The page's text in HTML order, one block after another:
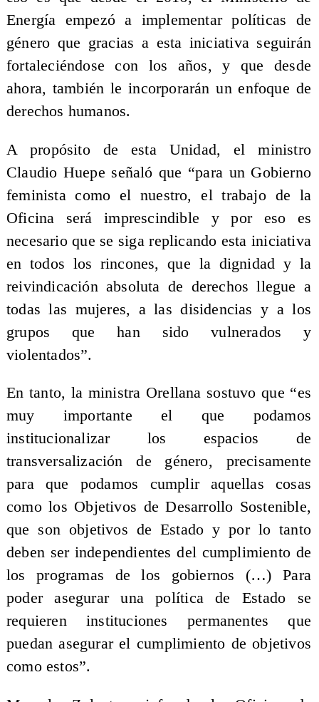
Energía empezó a implementar políticas de
género que gracias a esta iniciativa seguirán
fortaleciéndose con los años, y que desde
ahora, también le incorporarán un enfoque de
derechos humanos.
A propósito de esta Unidad, el ministro
Claudio Huepe señaló que “para un Gobierno
feminista como el nuestro, el trabajo de la
Oficina será imprescindible y por eso es
necesario que se siga replicando esta iniciativa
en todos los rincones, que la dignidad y la
reivindicación absoluta de derechos llegue a
todas las mujeres, a las disidencias y a los
grupos que han sido vulnerados y
violentados”.
En tanto, la ministra Orellana sostuvo que “es
muy importante el que podamos
institucionalizar los espacios de
transversalización de género, precisamente
para que podamos cumplir aquellas cosas
como los Objetivos de Desarrollo Sostenible,
que son objetivos de Estado y por lo tanto
deben ser independientes del cumplimiento de
los programas de los gobiernos (…) Para
poder asegurar una política de Estado se
requieren instituciones permanentes que
puedan asegurar el cumplimiento de objetivos
como estos”.